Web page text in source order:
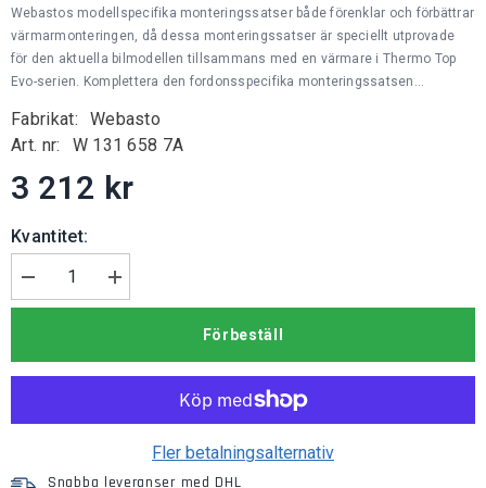
Webastos modellspecifika monteringssatser både förenklar och förbättrar
värmarmonteringen, då dessa monteringssatser är speciellt utprovade
för den aktuella bilmodellen tillsammans med en värmare i Thermo Top
Evo-serien. Komplettera den fordonsspecifika monteringssatsen...
Fabrikat:
Webasto
Art. nr:
W 131 658 7A
3 212 kr
Kvantitet:
Minska
mängden
Monteringssats
Öka
kvantiteten
Monteringssats
Förbeställ
Fler betalningsalternativ
Snabba leveranser med DHL